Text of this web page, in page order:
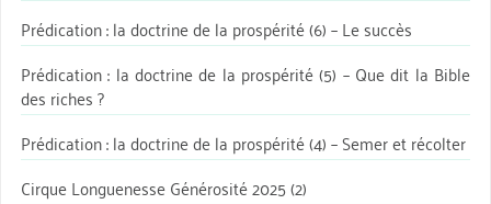
Prédication : la doctrine de la prospérité (6) – Le succès
Prédication : la doctrine de la prospérité (5) – Que dit la Bible
des riches ?
Prédication : la doctrine de la prospérité (4) – Semer et récolter
Cirque Longuenesse Générosité 2025 (2)